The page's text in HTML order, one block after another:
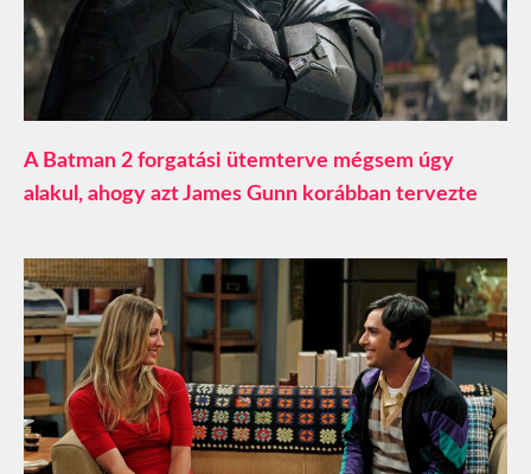
A Batman 2 forgatási ütemterve mégsem úgy
alakul, ahogy azt James Gunn korábban tervezte